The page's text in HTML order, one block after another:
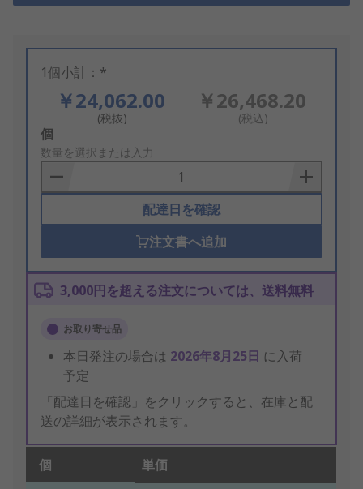
1個小計：*
￥24,062.00
(税抜)
￥26,468.20
(税込)
Add
to
Basket
個
数量を選択または入力
配達日を確認
注文書へ追加
3,000円を超える注文については、送料無料
お取り寄せ品
本日発注の場合は 2026年8月25日 に入荷
予定
「配達日を確認」をクリックすると、在庫と配
送の詳細が表示されます。
個 単価